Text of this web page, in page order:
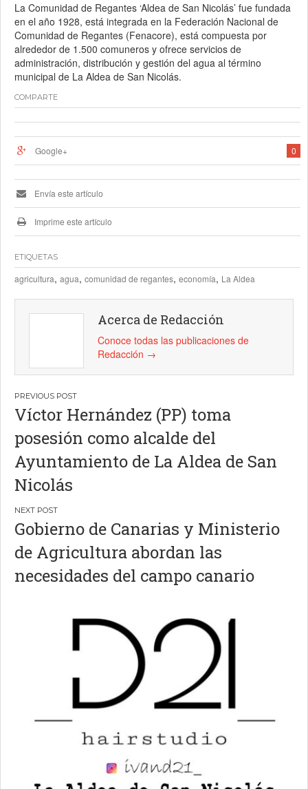
La Comunidad de Regantes ‘Aldea de San Nicolás’ fue fundada
en el año 1928, está integrada en la Federación Nacional de
Comunidad de Regantes (Fenacore), está compuesta por
alrededor de 1.500 comuneros y ofrece servicios de
administración, distribución y gestión del agua al término
municipal de La Aldea de San Nicolás.
COMPARTE
0
Google+
Envía este artículo
Imprime este artículo
ETIQUETAS
agricultura, agua, comunidad de regantes, economía, La Aldea
Acerca de Redacción
Conoce todas las publicaciones de
Redacción →
Navegación
de
entradas
Víctor Hernández (PP) toma
posesión como alcalde del
Ayuntamiento de La Aldea de San
Nicolás
Gobierno de Canarias y Ministerio
de Agricultura abordan las
necesidades del campo canario